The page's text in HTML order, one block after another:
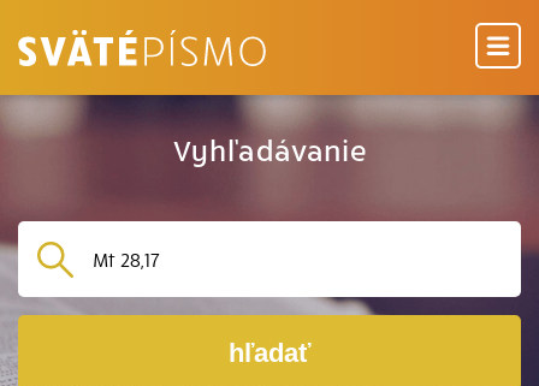
Vyhľadávanie
hľadať